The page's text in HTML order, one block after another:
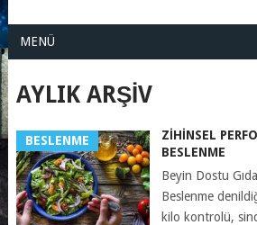
MENÜ
AYLIK ARŞIV
BESLENME
ZIHINSEL
BESLENME
Beyin Dostu
Beslenme
kilo kontrolü,